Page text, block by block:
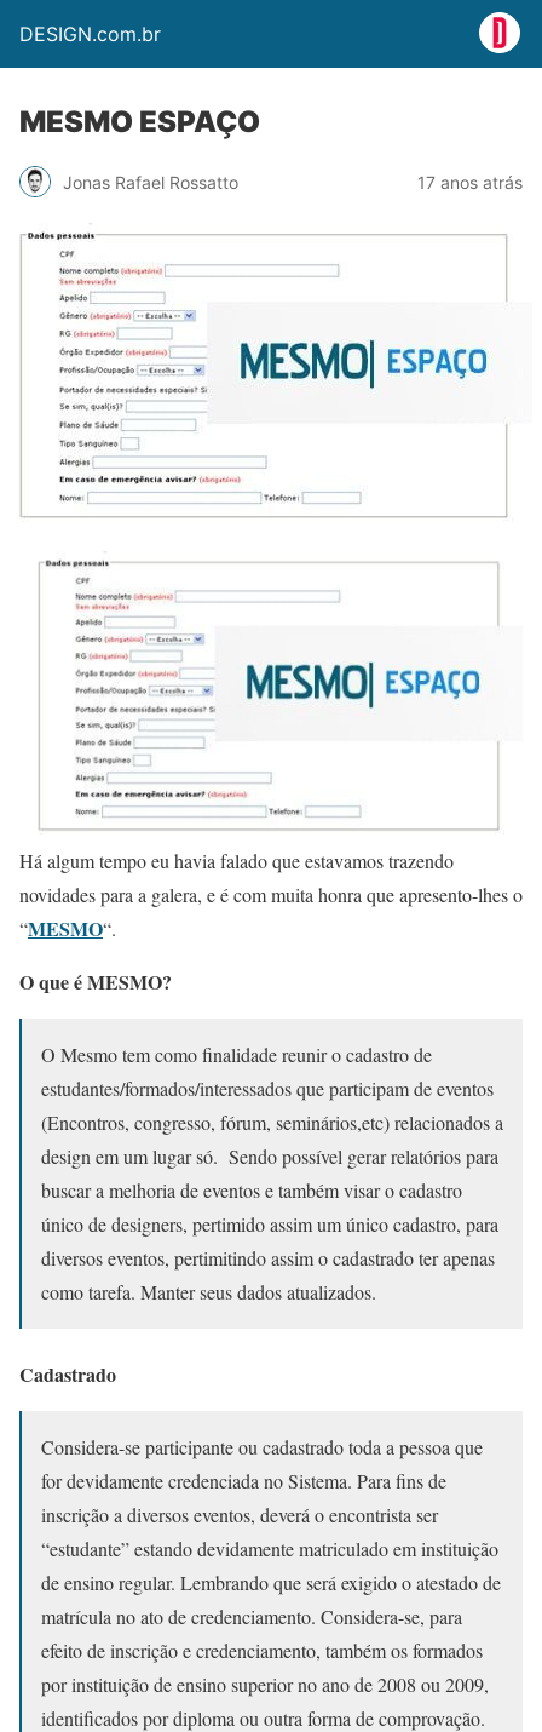
DESIGN.com.br
MESMO ESPAÇO
Jonas Rafael Rossatto 17 anos atrás
Há algum tempo eu havia falado que estavamos trazendo
novidades para a galera, e é com muita honra que apresento-lhes o
“MESMO“.
O que é MESMO?
O Mesmo tem como finalidade reunir o cadastro de
estudantes/formados/interessados que participam de eventos
(Encontros, congresso, fórum, seminários,etc) relacionados a
design em um lugar só. Sendo possível gerar relatórios para
buscar a melhoria de eventos e também visar o cadastro
único de designers, pertimido assim um único cadastro, para
diversos eventos, pertimitindo assim o cadastrado ter apenas
como tarefa. Manter seus dados atualizados.
Cadastrado
Considera-se participante ou cadastrado toda a pessoa que
for devidamente credenciada no Sistema. Para fins de
inscrição a diversos eventos, deverá o encontrista ser
“estudante” estando devidamente matriculado em instituição
de ensino regular. Lembrando que será exigido o atestado de
matrícula no ato de credenciamento. Considera-se, para
efeito de inscrição e credenciamento, também os formados
por instituição de ensino superior no ano de 2008 ou 2009,
identificados por diploma ou outra forma de comprovação.